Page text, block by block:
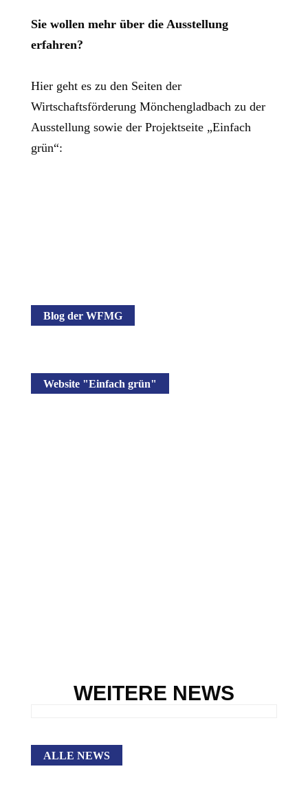
Sie wollen mehr über die Ausstellung
erfahren?
Hier geht es zu den Seiten der
Wirtschaftsförderung Mönchengladbach zu der
Ausstellung sowie der Projektseite „Einfach
grün“:
Blog der WFMG
Website "Einfach grün"
WEITERE NEWS
ALLE NEWS